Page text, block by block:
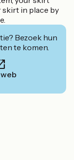
skirt in place by
Bezoek hun
te komen.